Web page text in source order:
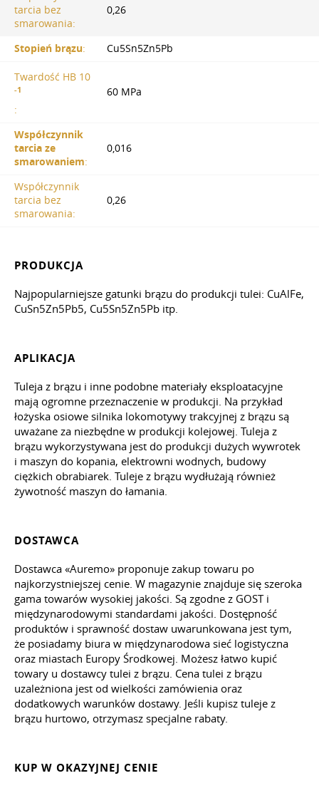
tarcia bez
smarowania:
0,26
Stopień brązu: Cu5Sn5Zn5Pb
Twardość HB 10
-1
:
60 MPa
Współczynnik
tarcia ze
smarowaniem:
0,016
Współczynnik
tarcia bez
smarowania:
0,26
PRODUKCJA
Najpopularniejsze gatunki brązu do produkcji tulei: CuAlFe,
CuSn5Zn5Pb5, Cu5Sn5Zn5Pb itp.
APLIKACJA
Tuleja z brązu i inne podobne materiały eksploatacyjne
mają ogromne przeznaczenie w produkcji. Na przykład
łożyska osiowe silnika lokomotywy trakcyjnej z brązu są
uważane za niezbędne w produkcji kolejowej. Tuleja z
brązu wykorzystywana jest do produkcji dużych wywrotek
i maszyn do kopania, elektrowni wodnych, budowy
ciężkich obrabiarek. Tuleje z brązu wydłużają również
żywotność maszyn do łamania.
DOSTAWCA
Dostawca «Auremo» proponuje zakup towaru po
najkorzystniejszej cenie. W magazynie znajduje się szeroka
gama towarów wysokiej jakości. Są zgodne z GOST i
międzynarodowymi standardami jakości. Dostępność
produktów i sprawność dostaw uwarunkowana jest tym,
że posiadamy biura w międzynarodowa sieć logistyczna
oraz miastach Europy Środkowej. Możesz łatwo kupić
towary u dostawcy tulei z brązu. Cena tulei z brązu
uzależniona jest od wielkości zamówienia oraz
dodatkowych warunków dostawy. Jeśli kupisz tuleje z
brązu hurtowo, otrzymasz specjalne rabaty.
KUP W OKAZYJNEJ CENIE